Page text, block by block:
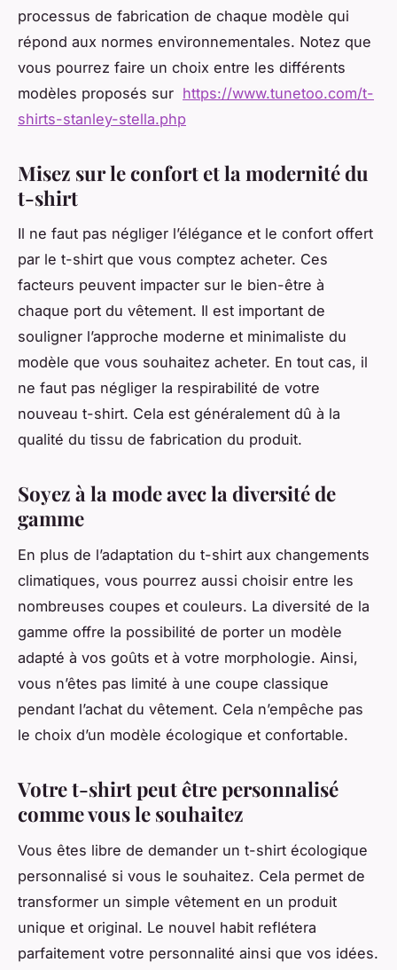
processus de fabrication de chaque modèle qui
répond aux normes environnementales. Notez que
vous pourrez faire un choix entre les différents
modèles proposés sur https://www.tunetoo.com/t-
shirts-stanley-stella.php
Misez sur le confort et la modernité du
t-shirt
Il ne faut pas négliger l’élégance et le confort offert
par le t-shirt que vous comptez acheter. Ces
facteurs peuvent impacter sur le bien-être à
chaque port du vêtement. Il est important de
souligner l’approche moderne et minimaliste du
modèle que vous souhaitez acheter. En tout cas, il
ne faut pas négliger la respirabilité de votre
nouveau t-shirt. Cela est généralement dû à la
qualité du tissu de fabrication du produit.
Soyez à la mode avec la diversité de
gamme
En plus de l’adaptation du t-shirt aux changements
climatiques, vous pourrez aussi choisir entre les
nombreuses coupes et couleurs. La diversité de la
gamme offre la possibilité de porter un modèle
adapté à vos goûts et à votre morphologie. Ainsi,
vous n’êtes pas limité à une coupe classique
pendant l’achat du vêtement. Cela n’empêche pas
le choix d’un modèle écologique et confortable.
Votre t-shirt peut être personnalisé
comme vous le souhaitez
Vous êtes libre de demander un t-shirt écologique
personnalisé si vous le souhaitez. Cela permet de
transformer un simple vêtement en un produit
unique et original. Le nouvel habit reflétera
parfaitement votre personnalité ainsi que vos idées.